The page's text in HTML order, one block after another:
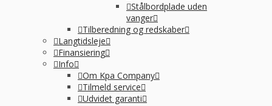
Stålbordplade uden
vanger
Tilberedning og redskaber
Langtidsleje
Finansiering
Info
Om Kpa Company
Tilmeld service
Udvidet garanti